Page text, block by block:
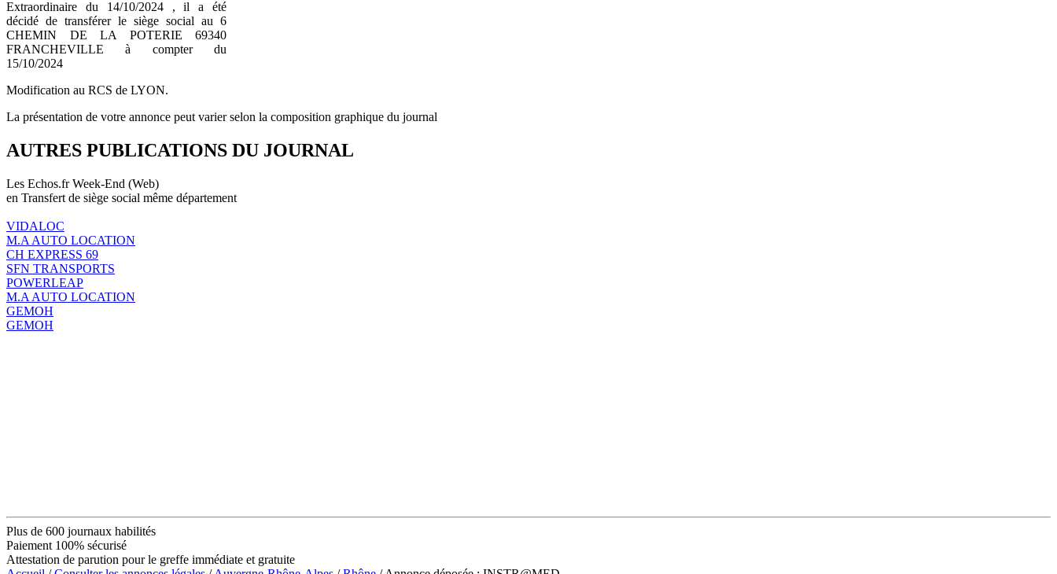
Extraordinaire du 14/10/2024 , il a été
décidé de transférer le siège social au 6
CHEMIN DE LA POTERIE 69340
FRANCHEVILLE à compter du
15/10/2024
Modification au RCS de LYON.
La présentation de votre annonce peut varier selon la composition graphique du journal
AUTRES PUBLICATIONS DU JOURNAL
Les Echos.fr Week-End (Web)
en Transfert de siège social même département
VIDALOC
M.A AUTO LOCATION
CH EXPRESS 69
SFN TRANSPORTS
POWERLEAP
M.A AUTO LOCATION
GEMOH
GEMOH
Plus de 600 journaux habilités
Paiement 100% sécurisé
Attestation de parution pour le greffe immédiate et gratuite